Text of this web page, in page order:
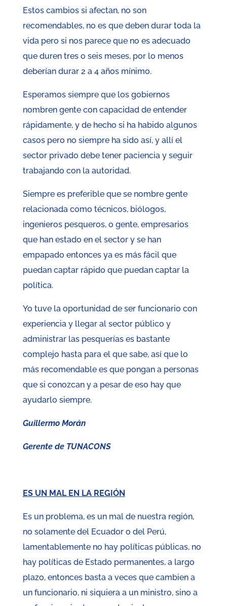
Estos cambios si afectan, no son
recomendables, no es que deben durar toda la
vida pero si nos parece que no es adecuado
que duren tres o seis meses, por lo menos
deberían durar 2 a 4 años mínimo.
Esperamos siempre que los gobiernos
nombren gente con capacidad de entender
rápidamente, y de hecho si ha habido algunos
casos pero no siempre ha sido así, y allí el
sector privado debe tener paciencia y seguir
trabajando con la autoridad.
Siempre es preferible que se nombre gente
relacionada como técnicos, biólogos,
ingenieros pesqueros, o gente, empresarios
que han estado en el sector y se han
empapado entonces ya es más fácil que
puedan captar rápido que puedan captar la
política.
Yo tuve la oportunidad de ser funcionario con
experiencia y llegar al sector público y
administrar las pesquerías es bastante
complejo hasta para el que sabe, así que lo
más recomendable es que pongan a personas
que si conozcan y a pesar de eso hay que
ayudarlo siempre.
Guillermo Morán
Gerente de TUNACONS
ES UN MAL EN LA REGIÓN
Es un problema, es un mal de nuestra región,
no solamente del Ecuador o del Perú,
lamentablemente no hay políticas públicas, no
hay políticas de Estado permanentes, a largo
plazo, entonces basta a veces que cambien a
un funcionario, ni siquiera a un ministro, sino a